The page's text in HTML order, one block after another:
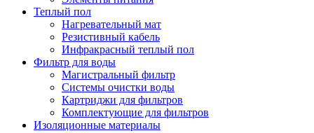
Теплый пол
Нагревательный мат
Резистивный кабель
Инфракрасный теплый пол
Фильтр для воды
Магистральный фильтр
Системы очистки воды
Картриджи для фильтров
Комплектующие для фильтров
Изоляционные материалы